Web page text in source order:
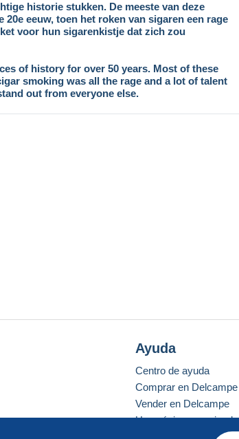
historie stukken. De meeste van deze
eeuw, toen het roken van sigaren een rage
voor hun sigarenkistje dat zich zou
of history for over 50 years. Most of these
smoking was all the rage and a lot of talent
out from everyone else.
Ayuda
Centro de ayuda
Comprar en Delcampe
Vender en Delcampe
Una página securizada